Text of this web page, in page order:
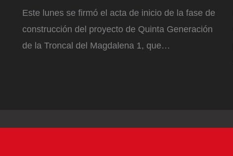
Este lunes se firmó el acta de inicio de la fase de
construcción del proyecto de Quinta Generación
de la Troncal del Magdalena 1, que…